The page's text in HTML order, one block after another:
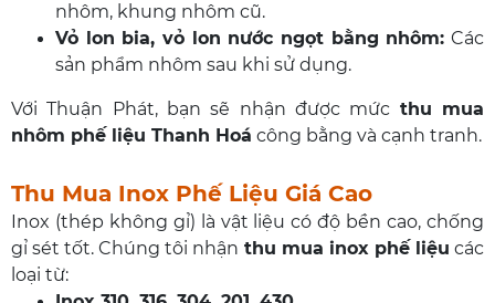
nhôm, khung nhôm cũ.
Vỏ lon bia, vỏ lon nước ngọt bằng nhôm: Các
sản phẩm nhôm sau khi sử dụng.
Với Thuận Phát, bạn sẽ nhận được mức thu mua
nhôm phế liệu Thanh Hoá công bằng và cạnh tranh.
Thu Mua Inox Phế Liệu Giá Cao
Inox (thép không gỉ) là vật liệu có độ bền cao, chống
gỉ sét tốt. Chúng tôi nhận thu mua inox phế liệu các
loại từ: